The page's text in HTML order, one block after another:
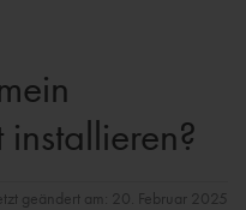
geändert am: 20. Februar 2025